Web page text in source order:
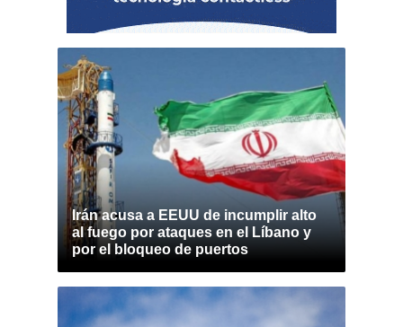
Irán acusa a EEUU de incumplir alto
al fuego por ataques en el Líbano y
por el bloqueo de puertos